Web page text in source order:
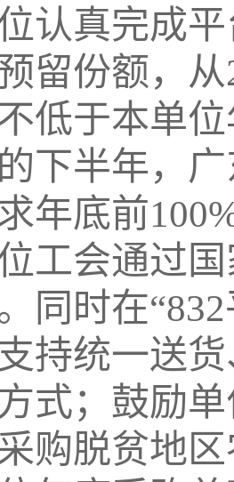
认真完成
留份额，
低于本单
下半年，
年底前
工会通过
同时在
持统一送
式；鼓励
购脱贫地